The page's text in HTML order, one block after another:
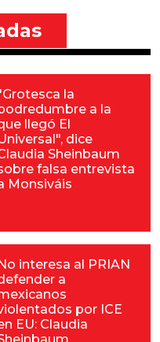
la
a la
llegó El
dice
Sheinbaum
falsa entrevista
Monsiváis
interesa al PRIAN
a
por ICE
EU: Claudia